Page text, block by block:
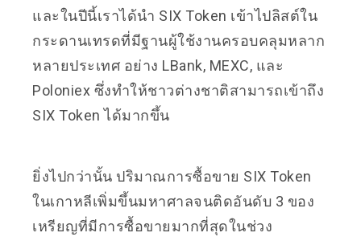
และในปีนี้เราได้นำ SIX Token เข้าไปลิสต์ใน
กระดานเทรดที่มีฐานผู้ใช้งานครอบคลุมหลาก
หลายประเทศ อย่าง LBank, MEXC, และ
Poloniex ซึ่งทำให้ชาวต่างชาติสามารถเข้าถึง
SIX Token ได้มากขึ้น
ยิ่งไปกว่านั้น ปริมาณการซื้อขาย SIX Token
ในเกาหลีเพิ่มขึ้นมหาศาลจนติดอันดับ 3 ของ
เหรียญที่มีการซื้อขายมากที่สุดในช่วง